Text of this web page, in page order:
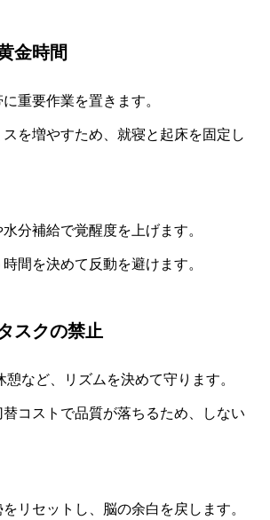
金時間
重要作業を置きます。
を増やすため、就寝と起床を固定し
分補給で覚醒度を上げます。
間を決めて反動を避けます。
スクの禁止
など、リズムを決めて守ります。
コストで品質が落ちるため、しない
リセットし、脳の余白を戻します。